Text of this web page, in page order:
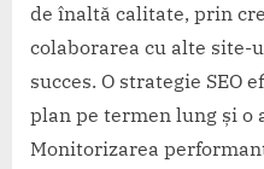
de înaltă calitate, prin
colaborarea cu alte site-
succes. O strategie SEO
plan pe termen lung și o
Monitorizarea